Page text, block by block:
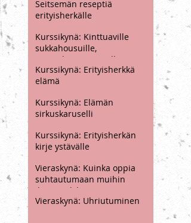
Kurssikynä: Minun
Erityisherkkä elämänpolkuni
Seitsemän reseptiä
erityisherkälle
Kurssikynä: Kinttuaville
sukkahousuille,
sateenkaarenvärisille
vesipisaroille
Kurssikynä: Erityisherkkä
elämä
Kurssikynä: Elämän
sirkuskaruselli
Kurssikynä: Erityisherkän
kirje ystävälle
Vieraskynä: Kuinka oppia